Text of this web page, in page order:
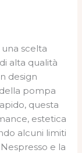
una scelta
alta qualità
design
pompa
questa
estetica
alcuni limiti
e la